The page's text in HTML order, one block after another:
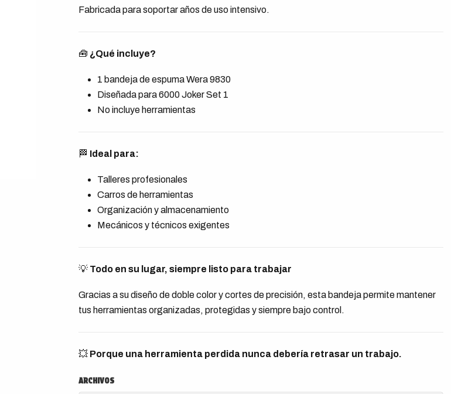
Fabricada para soportar años de uso intensivo.
🧰 ¿Qué incluye?
1 bandeja de espuma Wera 9830
Diseñada para 6000 Joker Set 1
No incluye herramientas
🏁 Ideal para:
Talleres profesionales
Carros de herramientas
Organización y almacenamiento
Mecánicos y técnicos exigentes
💡 Todo en su lugar, siempre listo para trabajar
Gracias a su diseño de doble color y cortes de precisión, esta bandeja permite mantener
tus herramientas organizadas, protegidas y siempre bajo control.
💥 Porque una herramienta perdida nunca debería retrasar un trabajo.
ARCHIVOS